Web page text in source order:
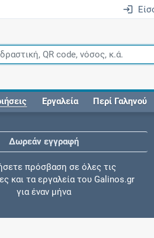
Εργαλεία Περί Γαληνού
Δωρεάν εγγραφή
πρόσβαση σε όλες τις
και τα εργαλεία του Galinos.gr
για έναν μήνα